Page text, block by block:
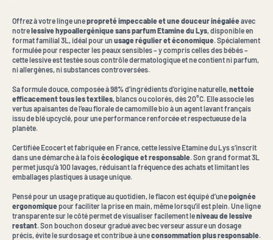
Offrez à votre linge unepropreté impeccable et une douceur inégaléeavec
notrelessive hypoallergénique sans parfum Etamine du Lys , disponible en
format familial 3L, idéal pour un usage régulier et économique . Spécialement
formulée pour respecter les peaux sensibles – y compris celles des bébés –
cette lessive est testée sous contrôle dermatologique et ne contient ni parfum,
ni allergènes, ni substances controversées.
Sa formule douce, composée à 98% d’ingrédients d’origine naturelle, nettoie
efficacement tous les textiles , blancs ou colorés, dès 20°C. Elle associe les
vertus apaisantes de l’eau florale de camomille bio à un agent lavant français
issu de blé upcyclé, pour une performance renforcée et respectueuse de la
planète.
Certifiée Ecocert et fabriquée en France, cette lessive Etamine du Lys s’inscrit
dans une démarche à la foisécologique et responsable . Son grand format 3L
permet jusqu’à 100 lavages, réduisant la fréquence des achats et limitant les
emballages plastiques à usage unique.
Pensé pour un usage pratique au quotidien, le flacon est équipé d’unepoignée
ergonomiquepour faciliter la prise en main, même lorsqu’il est plein. Une ligne
transparente sur le côté permet de visualiser facilement leniveau de lessive
restant . Son bouchon doseur gradué avec bec verseur assure un dosage
précis, évite le surdosage et contribue à uneconsommation plus responsable